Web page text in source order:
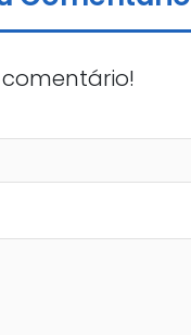
comentário!